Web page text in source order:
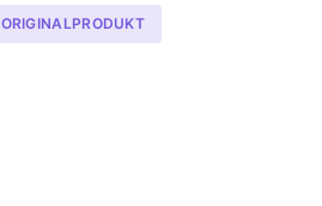
ORIGINALPRODUKT